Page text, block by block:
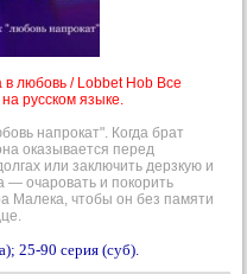
в любовь / Lobbet Hob Все
русском языке.
напрокат". Когда брат
оказывается перед
или заключить дерзкую и
— очаровать и покорить
Малека, чтобы он без памяти
25-90 серия (суб).